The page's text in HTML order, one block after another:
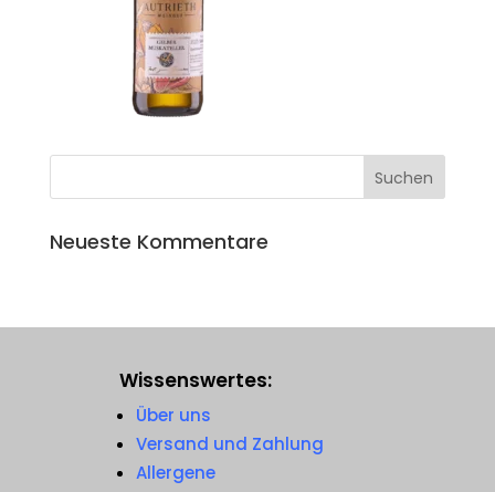
Neueste Kommentare
Wissenswertes:
Über uns
Versand und Zahlung
Allergene